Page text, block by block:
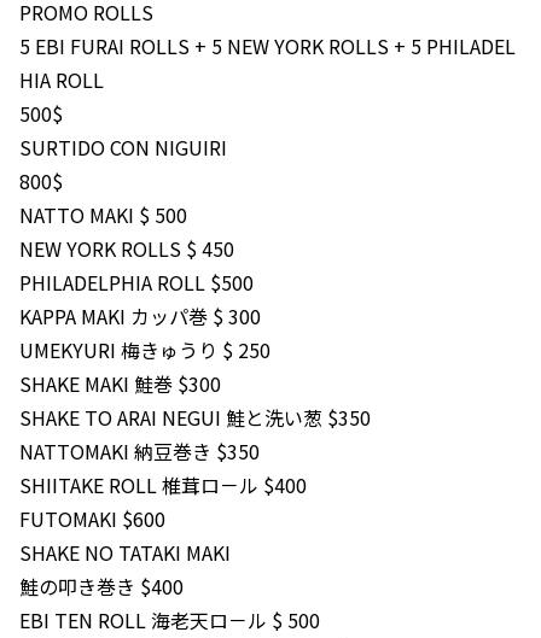
PROMO ROLLS
5 EBI FURAI ROLLS + 5 NEW YORK ROLLS + 5 PHILADEL
HIA ROLL
500$
SURTIDO CON NIGUIRI
800$
NATTO MAKI $ 500
NEW YORK ROLLS $ 450
PHILADELPHIA ROLL $500
KAPPA MAKI カッパ巻 $ 300
UMEKYURI 梅きゅうり $ 250
SHAKE MAKI 鮭巻 $300
SHAKE TO ARAI NEGUI 鮭と洗い葱 $350
NATTOMAKI 納豆巻き $350
SHIITAKE ROLL 椎茸ロ－ル $400
FUTOMAKI $600
SHAKE NO TATAKI MAKI
鮭の叩き巻き $400
EBI TEN ROLL 海老天ロ－ル $ 500